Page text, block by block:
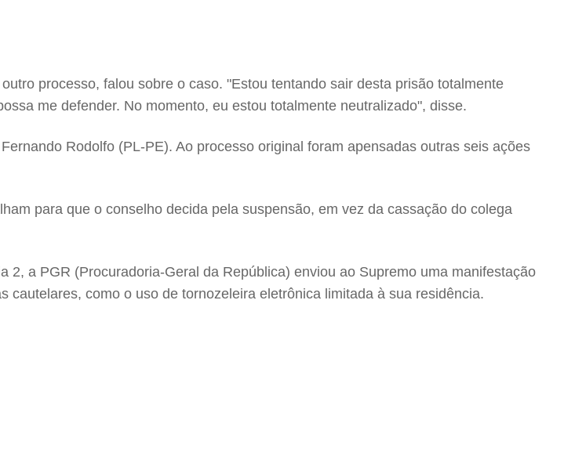
processo, falou sobre o caso. "Estou tentando sair desta prisão totalmente
me defender. No momento, eu estou totalmente neutralizado", disse.
Rodolfo (PL-PE). Ao processo original foram apensadas outras seis ações
para que o conselho decida pela suspensão, em vez da cassação do colega
a PGR (Procuradoria-Geral da República) enviou ao Supremo uma manifestação
como o uso de tornozeleira eletrônica limitada à sua residência.